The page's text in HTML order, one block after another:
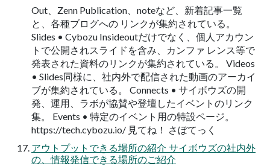
Out、Zenn Publication、noteなど、新着記事一覧
と、各種ブログへの リンクが集約されている。
Slides • Cybozu Insideoutだけでなく、個人アカウン
トで公開されスライドを含み、カンファ レンス等で
発表された資料のリンクが集約されている。 Videos
• Slides同様に、社内外で配信された動画のアーカイ
ブが集約されている。 Connects • サイボウズの開
発、運用、ラボが協賛や登壇したイベントのリンク
集。 Events • 特定のイベント用の特設ページ。
https://tech.cybozu.io/ 見てね！ さぼてっく
アウトプットできる場所の紹介 サイボウズの社内外
の、情報発信できる場所のご紹介